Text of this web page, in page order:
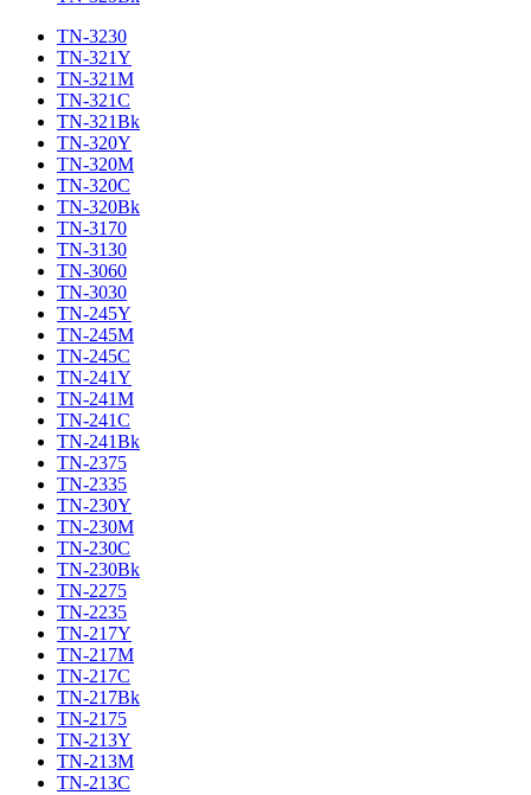
TN-3230
TN-321Y
TN-321M
TN-321C
TN-321Bk
TN-320Y
TN-320M
TN-320C
TN-320Bk
TN-3170
TN-3130
TN-3060
TN-3030
TN-245Y
TN-245M
TN-245C
TN-241Y
TN-241M
TN-241C
TN-241Bk
TN-2375
TN-2335
TN-230Y
TN-230M
TN-230C
TN-230Bk
TN-2275
TN-2235
TN-217Y
TN-217M
TN-217C
TN-217Bk
TN-2175
TN-213Y
TN-213M
TN-213C